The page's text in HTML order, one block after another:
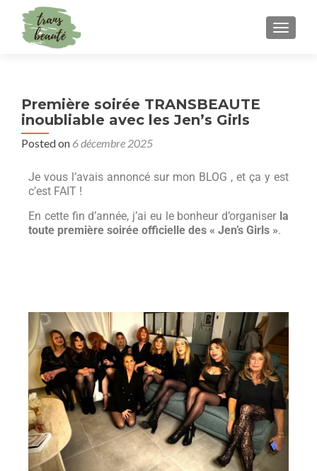
Première soirée TRANSBEAUTE
inoubliable avec les Jen’s Girls
Posted on 6 décembre 2025
Je vous l’avais annoncé sur mon BLOG , et ça y est
c’est FAIT !
En cette fin d’année, j’ai eu le bonheur d’organiser la
toute première soirée officielle des « Jen’s Girls ».